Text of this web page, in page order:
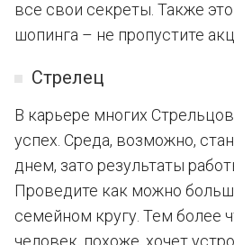
все свои секреты. Также
шопинга – не пропустите
Стрелец
В карьере многих
успех. Среда, возможно,
днем, зато результаты
Проведите как можно
семейном кругу. Тем более
человек, похоже, хочет